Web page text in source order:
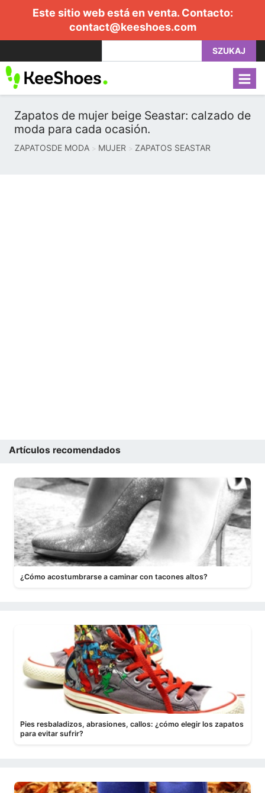
Este sitio web está en venta. Contacto:
contact@keeshoes.com
SZUKAJ
Zapatos de mujer beige Seastar: calzado de
moda para cada ocasión.
ZAPATOSDE MODA MUJER ZAPATOS SEASTAR
Artículos recomendados
¿Cómo acostumbrarse a caminar con tacones altos?
Pies resbaladizos, abrasiones, callos: ¿cómo elegir los zapatos
para evitar sufrir?